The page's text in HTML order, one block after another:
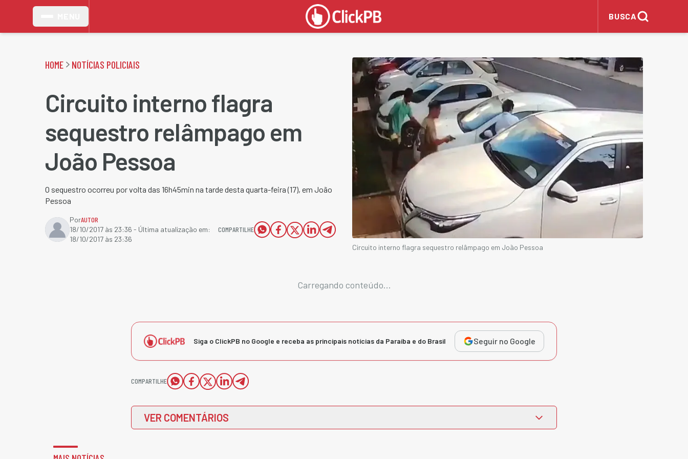
BUSCA
HOME NOTÍCIAS POLICIAIS
Circuito interno flagra
sequestro relâmpago em
João Pessoa
O sequestro ocorreu por volta das 16h45min na tarde desta quarta-feira (17), em João
Pessoa
PorAUTOR
18/10/2017 às 23:36 - Última atualização em:
18/10/2017 às 23:36
COMPARTILHE
Circuito interno flagra sequestro relâmpago em João Pessoa
Carregando conteúdo...
Siga o ClickPB no Google e receba as principais notícias da Paraíba e do Brasil Seguir no Google
COMPARTILHE
VER COMENTÁRIOS